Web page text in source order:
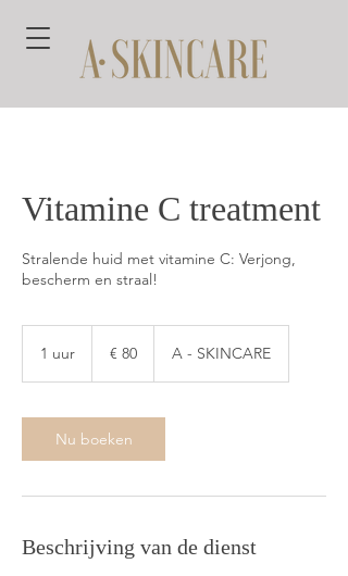
Vitamine C treatment
Stralende huid met vitamine C: Verjong,
bescherm en straal!
1 uur € 80 A - SKINCARE
Nu boeken
Beschrijving van de dienst